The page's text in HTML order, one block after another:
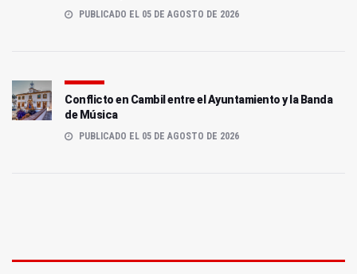
PUBLICADO EL 05 DE AGOSTO DE 2026
Conflicto en Cambil entre el Ayuntamiento y la Banda
de Música
PUBLICADO EL 05 DE AGOSTO DE 2026